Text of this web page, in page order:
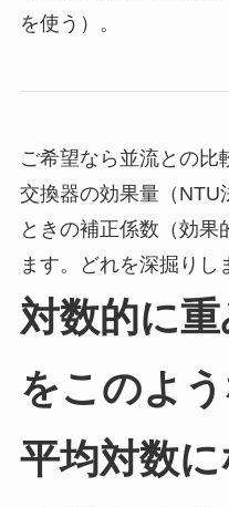
を使う）。
ご希望なら並流との比
交換器の効果量（NTU
ときの補正係数（効
ます。どれを深掘りし
対数的に
をこのよ
平均対数